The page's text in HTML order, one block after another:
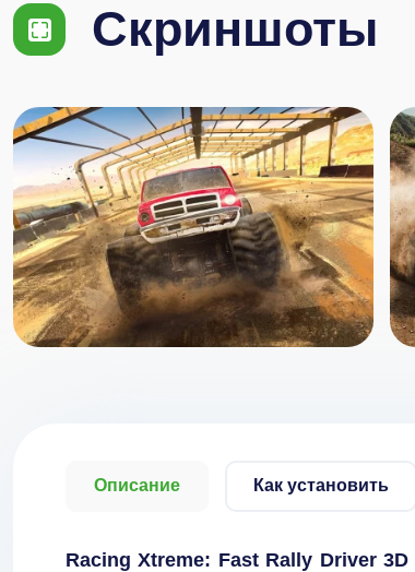
Скриншоты
Описание Как установить
Racing Xtreme: Fast Rally Driver 3D